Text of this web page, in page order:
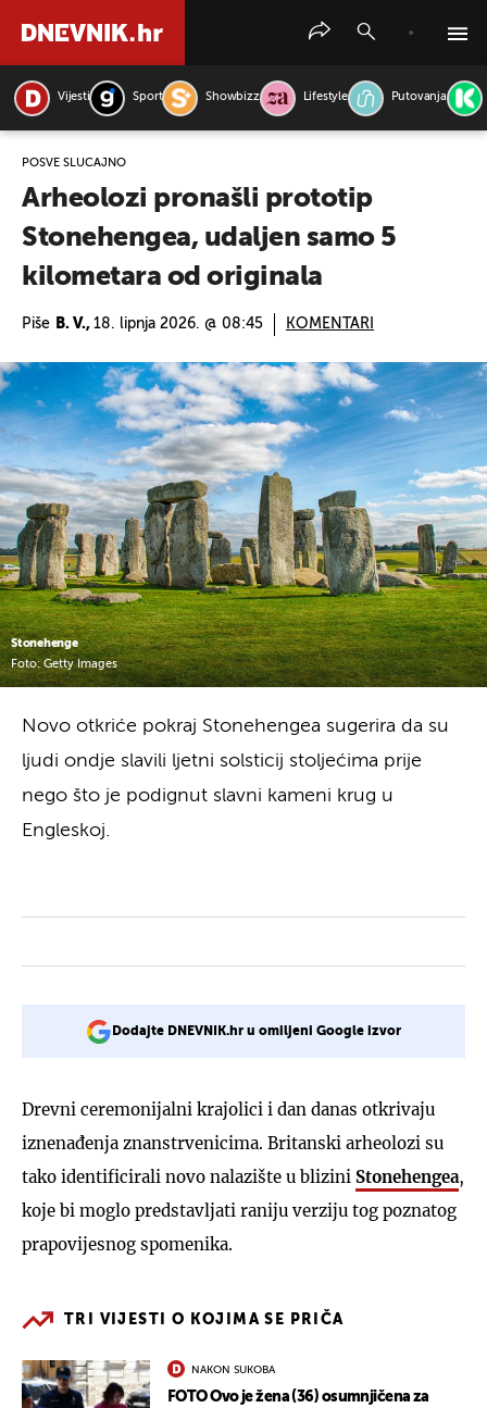
Vijesti Sport Showbizz Lifestyle Putovanja
POSVE SLUČAJNO
Arheolozi pronašli prototip
Stonehengea, udaljen samo 5
kilometara od originala
Piše B. V., 18. lipnja 2026. @ 08:45 KOMENTARI
Stonehenge
Foto: Getty Images
Novo otkriće pokraj Stonehengea sugerira da su
ljudi ondje slavili ljetni solsticij stoljećima prije
nego što je podignut slavni kameni krug u
Engleskoj.
Dodajte DNEVNIK.hr u omiljeni Google izvor
Drevni ceremonijalni krajolici i dan danas otkrivaju
iznenađenja znanstrvenicima. Britanski arheolozi su
tako identificirali novo nalazište u blizini Stonehengea,
koje bi moglo predstavljati raniju verziju tog poznatog
prapovijesnog spomenika.
TRI VIJESTI O KOJIMA SE PRIČA
NAKON SUKOBA
FOTO Ovo je žena (36) osumnjičena za
PRETRAŽITE VIJESTI